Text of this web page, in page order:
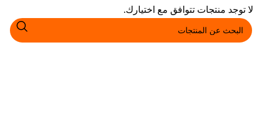
لا توجد منتجات تتوافق مع اختيارك.